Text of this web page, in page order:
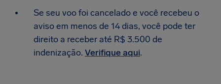
Se seu voo foi cancelado e você recebeu o
aviso em menos de 14 dias, você pode ter
direito a receber até R$ 3.500 de
indenização. Verifique aqui.